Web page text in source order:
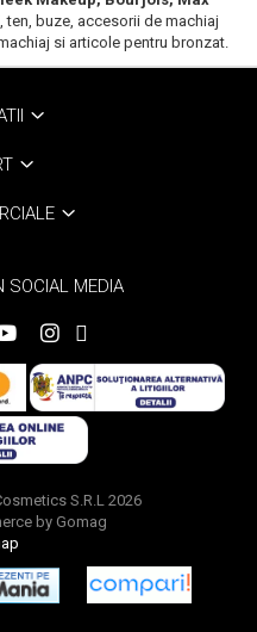
ten, buze, accesorii de machiaj
si articole pentru bronzat.
SOCIAL MEDIA
S.R.L 2026
by Gomag